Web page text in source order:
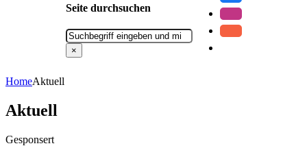
Seite durchsuchen
Suchen
×
HomeAktuell
Aktuell
Gesponsert